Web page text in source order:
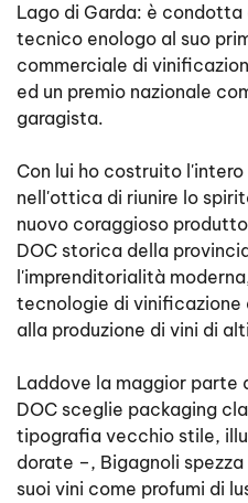
Lago di Garda: è condotta
tecnico enologo al suo
commerciale di
ed un premio nazionale
garagista.
Con lui ho costruito
nell'ottica di riunire lo
nuovo coraggioso
DOC storica della
l'imprenditorialità
tecnologie di vinificazione
alla produzione di vini di
Laddove la maggior parte
DOC sceglie packaging
tipografia vecchio stile,
dorate –, Bigagnoli
suoi vini come profumi di